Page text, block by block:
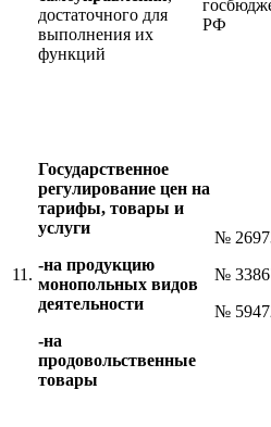
достаточного для
выполнения их
функций
РФ
11.
Государственное
регулирование цен на
тарифы, товары и
услуги
-на продукцию
монопольных видов
деятельности
-на
продовольственные
товары
№
№
№